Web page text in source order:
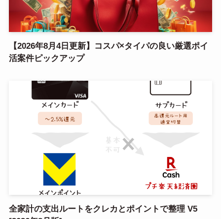
【2026年8月4日更新】コスパ×タイパの良い厳選ポイ
活案件ピックアップ
全家計の支出ルートをクレカとポイントで整理 V5